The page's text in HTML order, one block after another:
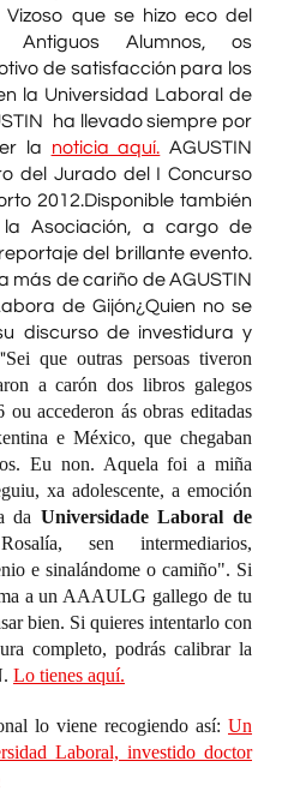
que se hizo eco del
Alumnos, os
de satisfacción para los
la Universidad Laboral de
ha llevado siempre por
la noticia aquí. AGUSTIN
del Jurado del I Concurso
2012.Disponible también
Asociación, a cargo de
del brillante evento.
más de cariño de AGUSTIN
de Gijón¿Quien no se
discurso de investidura y
Sei que outras persoas tiveron
a carón dos libros galegos
ou accederon ás obras editadas
e México, que chegaban
Eu non. Aquela foi a miña
xa adolescente, a emoción
da Universidade Laboral de
sen intermediarios,
e sinalándome o camiño". Si
a un AAAULG gallego de tu
bien. Si quieres intentarlo con
completo, podrás calibrar la
Lo tienes aquí.
lo viene recogiendo así: Un
Laboral, investido doctor